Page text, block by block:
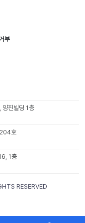
부
양진빌딩 1층
호
1층
RESERVED